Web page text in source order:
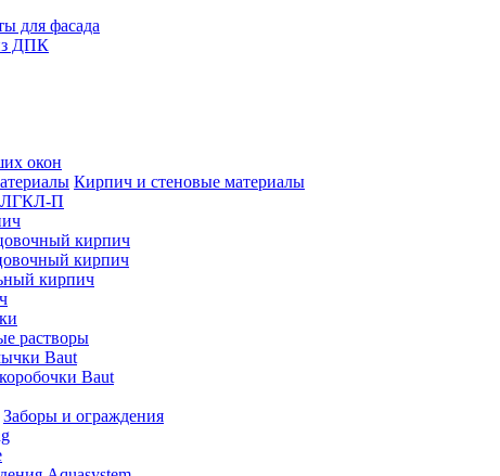
для фасада
ДПК
окон
Кирпич и стеновые материалы
ЛГКЛ-П
кирпич
кирпич
кирпич
растворы
Baut
Baut
Заборы и ограждения